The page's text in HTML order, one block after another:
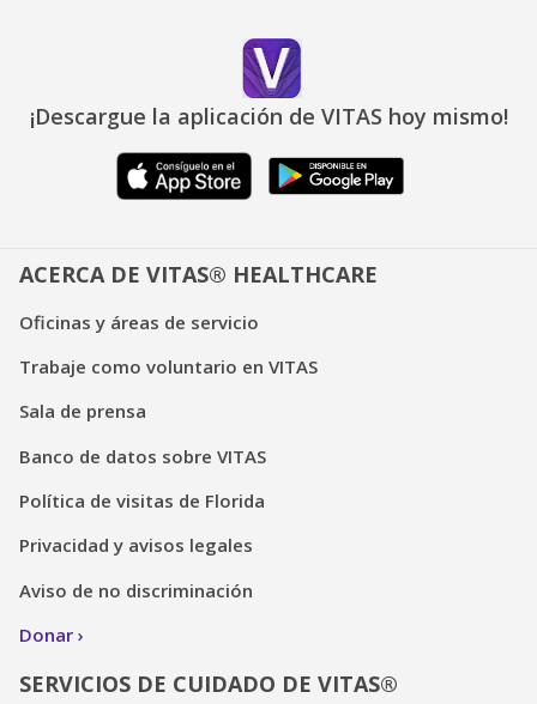
¡Descargue la aplicación de VITAS hoy mismo!
ACERCA DE VITAS® HEALTHCARE
Oficinas y áreas de servicio
Trabaje como voluntario en VITAS
Sala de prensa
Banco de datos sobre VITAS
Política de visitas de Florida
Privacidad y avisos legales
Aviso de no discriminación
Donar
SERVICIOS DE CUIDADO DE VITAS®